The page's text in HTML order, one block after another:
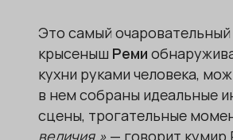
Это самый
крысеныш Реми
кухни руками человека,
в нем собраны идеальные
сцены, трогательные